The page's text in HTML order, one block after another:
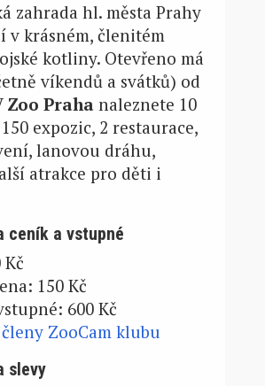
zahrada hl. města Prahy
v krásném, členitém
kotliny. Otevřeno má
víkendů a svátků) od
Zoo Praha naleznete 10
expozic, 2 restaurace,
lanovou dráhu,
atrakce pro děti i
ceník a vstupné
Kč
150 Kč
600 Kč
ZooCam klubu
slevy